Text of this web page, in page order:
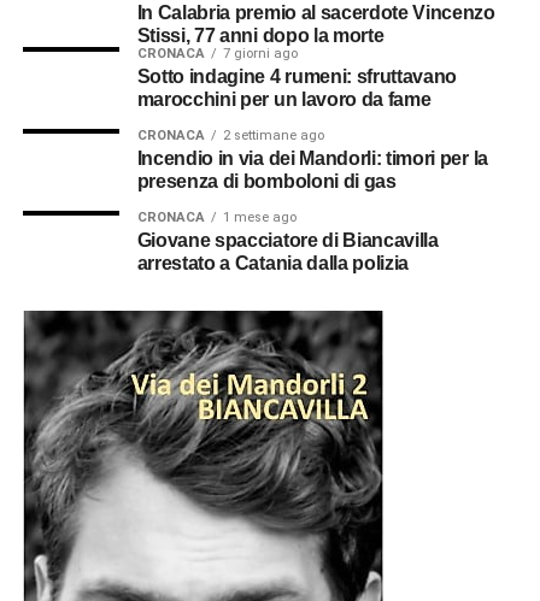
In Calabria premio al sacerdote Vincenzo
Stissi, 77 anni dopo la morte
CRONACA 7 giorni ago
Sotto indagine 4 rumeni: sfruttavano
marocchini per un lavoro da fame
CRONACA 2 settimane ago
Incendio in via dei Mandorli: timori per la
presenza di bomboloni di gas
CRONACA 1 mese ago
Giovane spacciatore di Biancavilla
arrestato a Catania dalla polizia